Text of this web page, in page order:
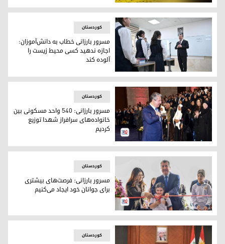
مسرور بارزانی: کرکوک قلب کوردستان است
مسرور بارزانی در شهر زاخو از کلاس درس دانش‌آموزان بازدید
کوردستان
مسرور بارزانی خطاب به دانش‌آموزان:
اجازه ندهید کسی محیط زیست را
آلوده کند
مسرور بارزانی، نخست‌‌وزیر اقلیم کردستان در جمع خانواده‌های
کوردستان
مسرور بارزانی: 540 واحد مسکونی بین
خانواده‌های سرافراز شهدا توزیع
کردیم
مسرور بارزانی، نخست‌وزیر اقلیم کردستان در حال افتتاح مجتمع
کوردستان
مسرور بارزانی: فرصت‌های بیشتری
برای جوانان خود ایجاد می‌کنیم
کوردستان